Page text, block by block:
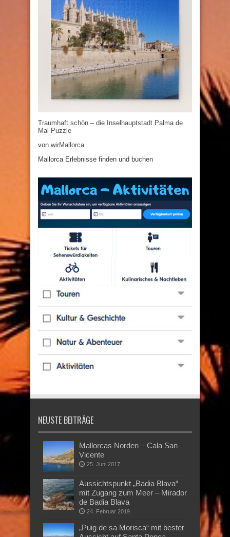
Traumhaft schön – die Inselhauptstadt Palma de
Mal Puzzle
von wirMallorca
Mallorca Erlebnisse finden und buchen
NEUSTE BEITRÄGE
Mallorcas Norden – Cala San
Vicente
25. Juni 2017
Aussichtspunkt „Badia Blava“
mit Zugang zum Meer – Mirador
de Badia Blava
24. Februar 2019
„Puig de sa Morisca“ mit bester